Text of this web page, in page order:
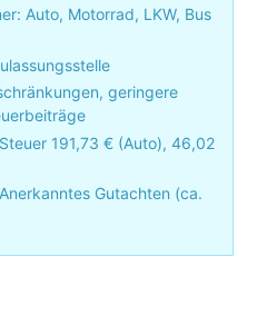
Auto, Motorrad, LKW, Bus
geringere
191,73 € (Auto), 46,02
Gutachten (ca.